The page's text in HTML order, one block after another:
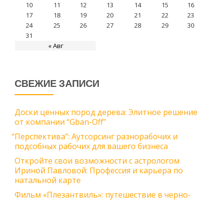
« Авг
10
11 12 13 14 15
16
17
18 19 20 21 22
23
24
25 26 27 28 29
30
31
СВЕЖИЕ ЗАПИСИ
Доски ценных пород дерева: Элитное решение
от компании “Gban-Off”
“Перспектива”: Аутсорсинг разнорабочих и
подсобных рабочих для вашего бизнеса
Откройте свои возможности с астрологом
Ириной Павловой: Профессия и карьера по
натальной карте
Фильм «Плезантвиль»: путешествие в черно-